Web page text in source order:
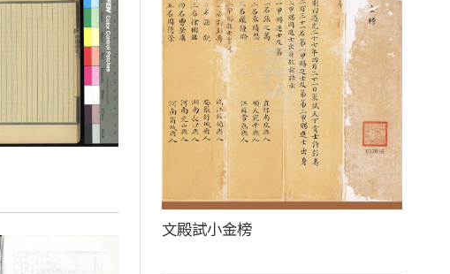
文殿試小金榜